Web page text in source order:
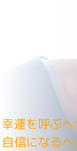
幸運を呼ぶ
自信になる